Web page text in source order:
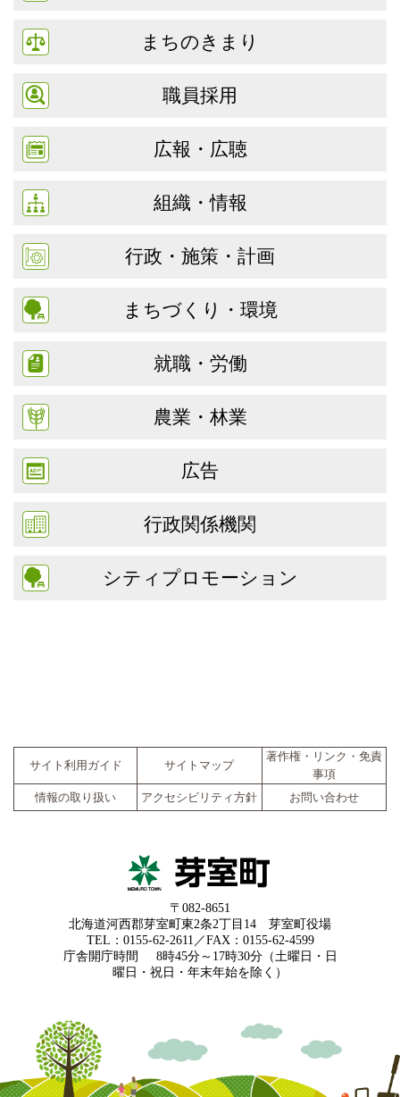
まちのきまり
職員採用
広報・広聴
組織・情報
行政・施策・計画
まちづくり・環境
就職・労働
農業・林業
広告
行政関係機関
シティプロモーション
サイト利用ガイド サイトマップ
著作権・リンク・免責
事項
情報の取り扱い
アクセシビリティ方針 お問い合わせ
〒082-8651
北海道河西郡芽室町東2条2丁目14 芽室町役場
TEL：0155-62-2611／FAX：0155-62-4599
庁舎開庁時間
8時45分～17時30分（土曜日・日
曜日・祝日・年末年始を除く）